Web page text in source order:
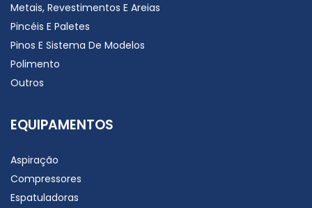
Metais, Revestimentos E Areias
Pincéis E Paletes
Pinos E Sistema De Modelos
Polimento
Outros
EQUIPAMENTOS
Aspiração
Compressores
Espatuladoras